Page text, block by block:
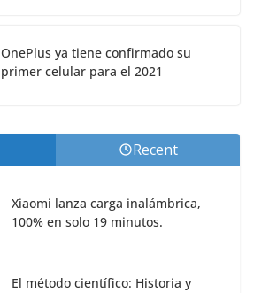
OnePlus ya tiene confirmado su
primer celular para el 2021
Recent
Xiaomi lanza carga inalámbrica,
100% en solo 19 minutos.
El método científico: Historia y